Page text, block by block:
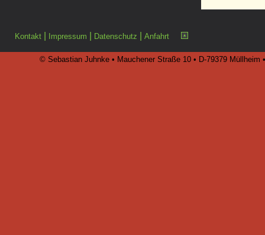
Kontakt Impressum Datenschutz Anfahrt
© Sebastian Juhnke • Mauchener Straße 10 • D-79379